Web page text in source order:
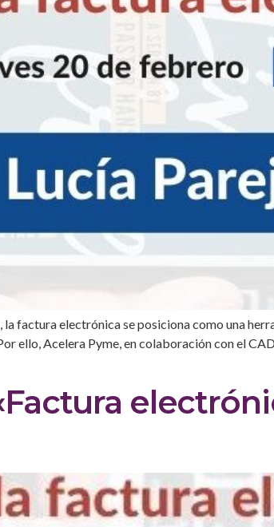
factura electrónica se posiciona como una
ello, Acelera Pyme, en colaboración con el